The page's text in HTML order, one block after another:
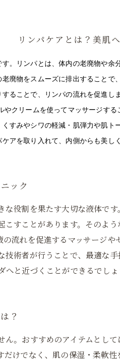
リンパケアとは？美肌
。リンパとは、体内の老廃物や
廃物をスムーズに排出すること
ることで、リンパの流れを促進
クリームを使ってマッサージす
すみやシワの軽減・肌弾力や肌
アを取り入れて、内側からも美し
ック
役割を果たす大切な液体で
すことがあります。そのよ
流れを促進するマッサージ
術者が行うことで、最適な
と近づくことができるでしょ
？
。おすすめのアイテムとし
けでなく、肌の保湿・柔軟